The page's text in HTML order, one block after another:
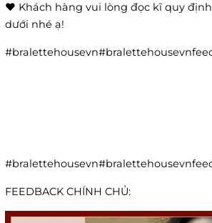
❤️ Khách hàng vui lòng đọc kĩ quy
dưới nhé ạ!
FEEDBACK CHÍNH CHỦ: